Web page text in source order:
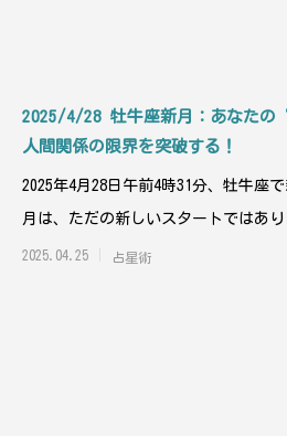
2025/4/28 牡牛座新月：あなたの
人間関係の限界を突破する！
2025年4月28日午前4時31分、牡牛座
月は、ただの新しいスタートではあ
家庭、
2025.04.25 占星術